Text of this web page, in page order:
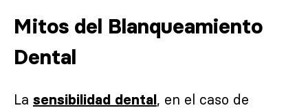
Mitos del Blanqueamiento
Dental
La sensibilidad dental, en el caso de